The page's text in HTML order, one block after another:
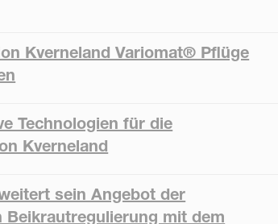
Kverneland Variomat® Pflüge
Technologien für die
Kverneland
sein Angebot der
Beikrautregulierung mit dem